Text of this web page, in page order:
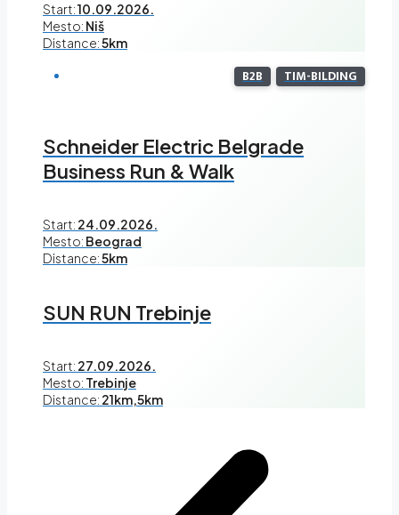
Start:10.09.2026.
Mesto: Niš
Distance:5km
B2B TIM-BILDING
Schneider Electric Belgrade
Business Run & Walk
Start: 24.09.2026.
Mesto: Beograd
Distance:5km
SUN RUN Trebinje
Start: 27.09.2026.
Mesto: Trebinje
Distance: 21km,5km